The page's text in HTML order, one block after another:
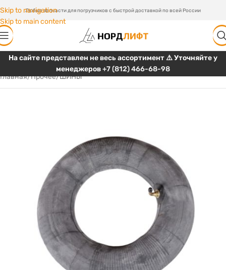
Skip to navigation
Skip to main content
Любые запчасти для погрузчиков с быстрой доставкой по всей России
На сайте представлен не весь ассортимент ⚠️ Уточняйте у
менеджеров+7 (812) 466-68-98
Главная/Прочее/ШИНЫ